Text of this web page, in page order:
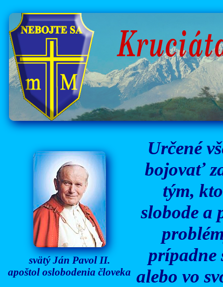
svätý Ján Pavol II.
apoštol oslobodenia človeka
Určené
bojovať
tým,
slobode a
prípadne
alebo vo